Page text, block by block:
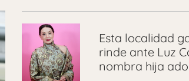
Esta localidad
rinde ante Luz
nombra hija